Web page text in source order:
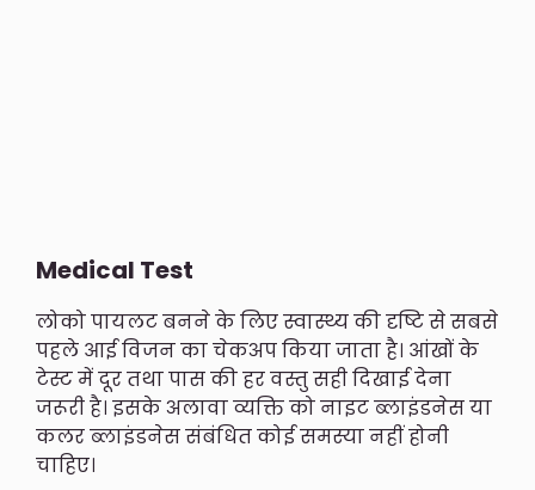
Medical Test
लोको पायलट बनने के लिए स्वास्थ्य की दृष्टि से सबसे
पहले आई विजन का चेकअप किया जाता है। आंखों के
टेस्ट में दूर तथा पास की हर वस्तु सही दिखाई देना
जरूरी है। इसके अलावा व्यक्ति को नाइट ब्लाइंडनेस या
कलर ब्लाइंडनेस संबंधित कोई समस्या नहीं होनी
चाहिए।